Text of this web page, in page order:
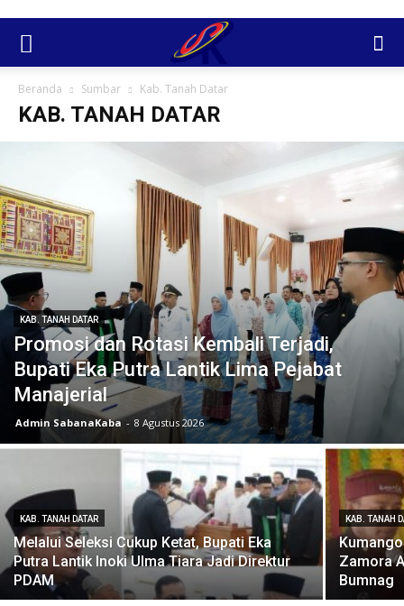
Beranda Sumbar Kab. Tanah Datar
KAB. TANAH DATAR
KAB. TANAH DATAR
Promosi dan Rotasi Kembali Terjadi,
Bupati Eka Putra Lantik Lima Pejabat
Manajerial
Admin SabanaKaba - 8 Agustus 2026
KAB. TANAH DATAR
Melalui Seleksi Cukup Ketat, Bupati Eka
Putra Lantik Inoki Ulma Tiara Jadi Direktur
PDAM
KAB. TANAH
Zamora
Bumnag